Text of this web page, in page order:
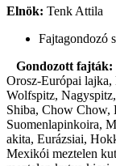
Elnök: Tenk Attila
Fajtagondozó
Gondozott fajták:
Orosz-Európai
Wolfspitz,
Shiba, Chow Chow,
Suomenlapinkoira,
akita, Eurázsiai,
Mexikói meztelen